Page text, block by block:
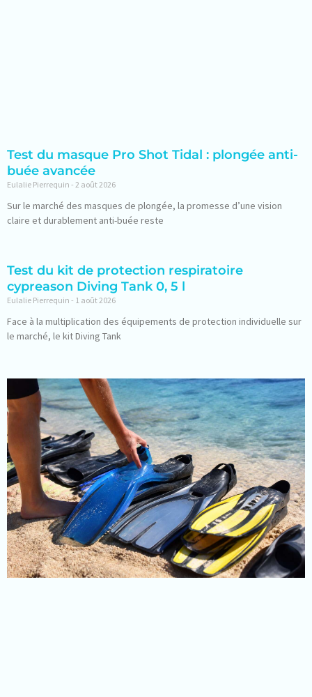
Test du masque Pro Shot Tidal : plongée anti-
buée avancée
Eulalie Pierrequin 2 août 2026
Sur le marché des masques de plongée, la promesse d’une vision
claire et durablement anti-buée reste
Test du kit de protection respiratoire
cypreason Diving Tank 0, 5 l
Eulalie Pierrequin 1 août 2026
Face à la multiplication des équipements de protection individuelle sur
le marché, le kit Diving Tank